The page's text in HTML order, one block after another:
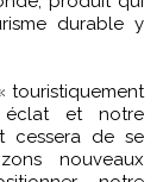
durable y
touristiquement
éclat et notre
cessera de se
nouveaux